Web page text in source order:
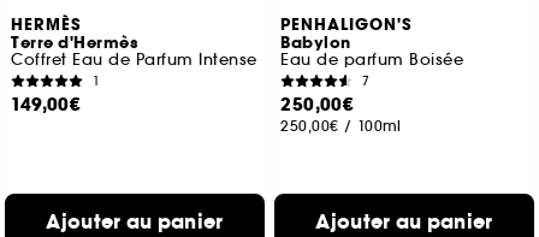
HERMÈS
Terre d'Hermès
Coffret Eau de Parfum Intense
1
149,00€
Ajouter au panier
PENHALIGON'S
Babylon
Eau de parfum Boisée
7
250,00€
250,00€ / 100ml
Ajouter au panier